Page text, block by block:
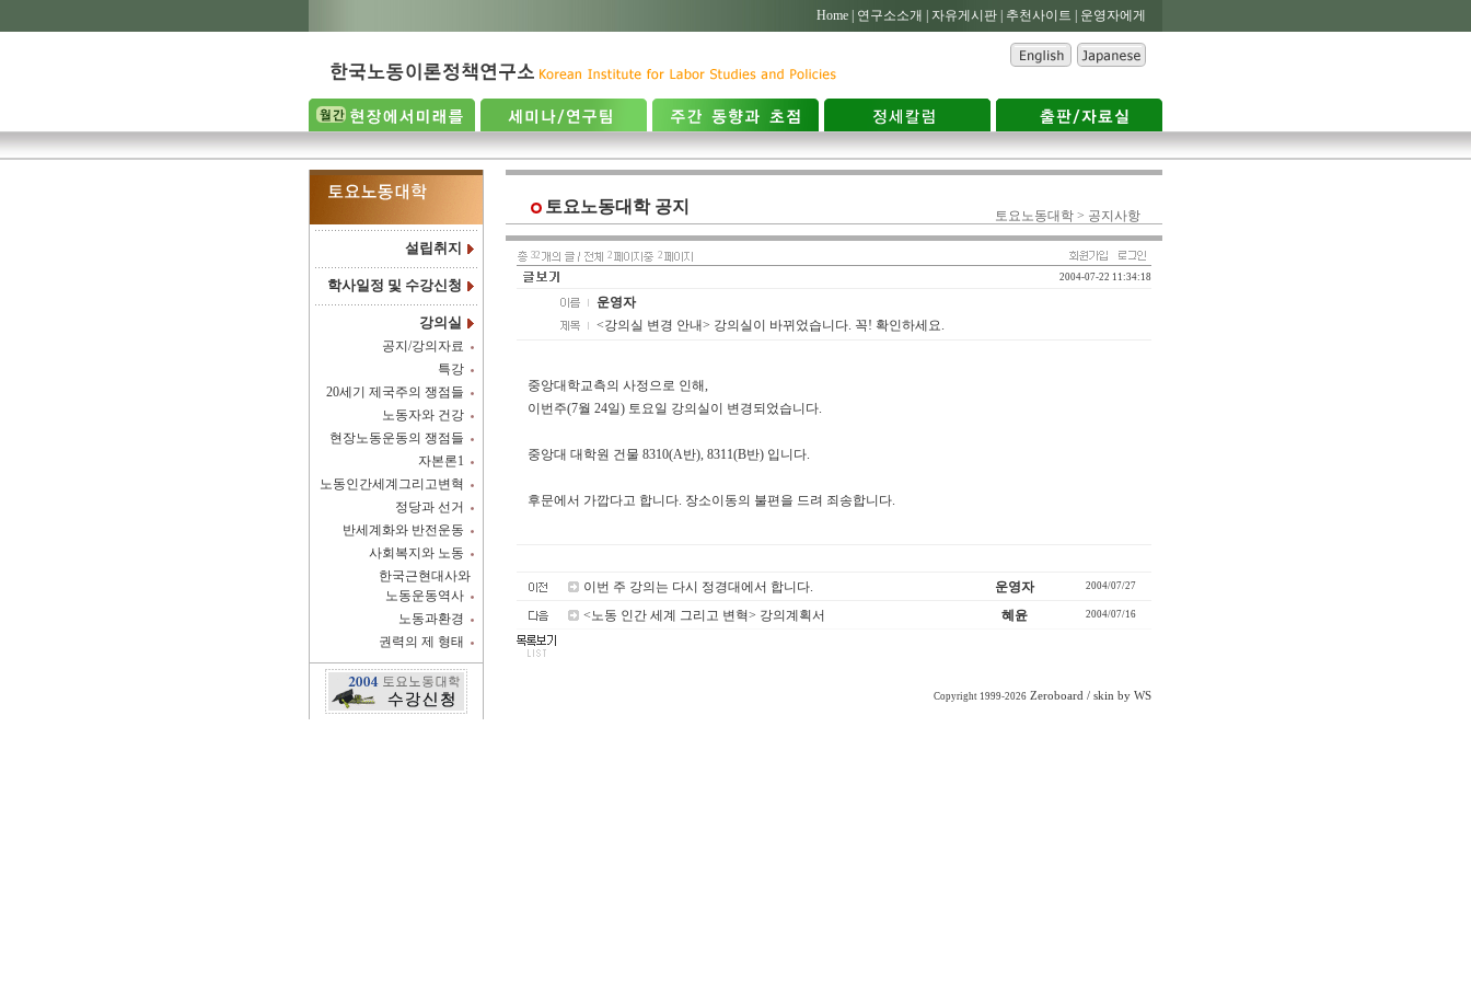
Home | 연구소소개 | 자유게시판 | 추천사이트 | 운영자에게
설립취지
학사일정 및 수강신청
강의실
공지/강의자료
특강
20세기 제국주의 쟁점들
노동자와 건강
현장노동운동의 쟁점들
자본론1
노동인간세계그리고변혁
정당과 선거
반세계화와 반전운동
사회복지와 노동
한국근현대사와
노동운동역사
노동과환경
권력의 제 형태
토요노동대학 공지 토요노동대학 > 공지사항
32 2
2
2004-07-22 11:34:18
운영자
<강의실 변경 안내> 강의실이 바뀌었습니다. 꼭! 확인하세요.
중앙대학교측의 사정으로 인해,
이번주(7월 24일) 토요일 강의실이 변경되었습니다.
중앙대 대학원 건물 8310(A반), 8311(B반) 입니다.
후문에서 가깝다고 합니다. 장소이동의 불편을 드려 죄송합니다.
이번 주 강의는 다시 정경대에서 합니다. 운영자 2004/07/27
<노동 인간 세계 그리고 변혁> 강의계획서 혜윤 2004/07/16
Copyright 1999-2026 Zeroboard / skin by WS